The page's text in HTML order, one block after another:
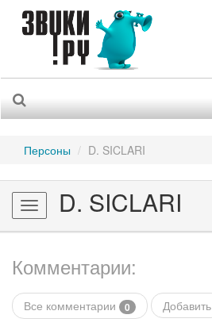
Персоны D. SICLARI
Toggle
navigation
D. SICLARI
Комментарии:
Все комментарии 0 Добавить